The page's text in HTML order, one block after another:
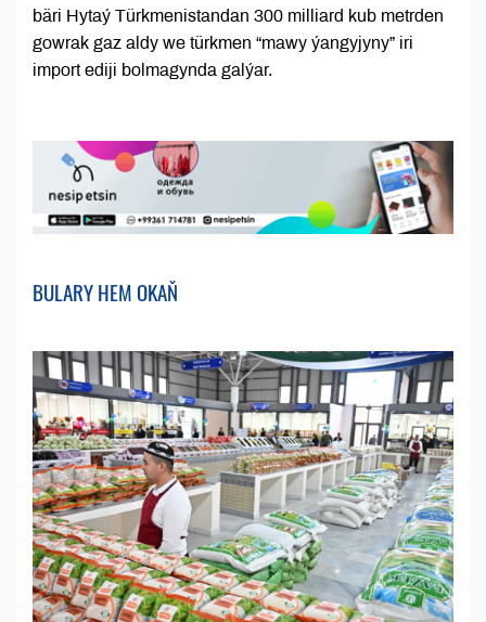
bäri Hytaý Türkmenistandan 300 milliard kub metrden
gowrak gaz aldy we türkmen “mawy ýangyjyny” iri
import ediji bolmagynda galýar.
BULARY HEM OKAŇ